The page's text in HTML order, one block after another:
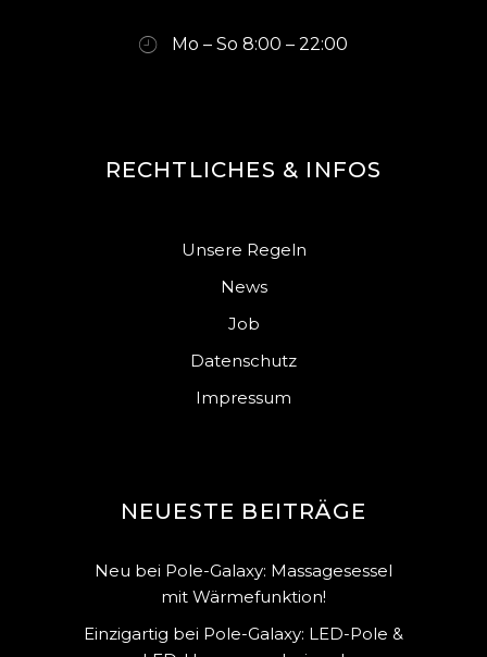
Mo – So 8:00 – 22:00
RECHTLICHES & INFOS
Unsere Regeln
News
Job
Datenschutz
Impressum
NEUESTE BEITRÄGE
Neu bei Pole-Galaxy: Massagesessel
mit Wärmefunktion!
Einzigartig bei Pole-Galaxy: LED-Pole &